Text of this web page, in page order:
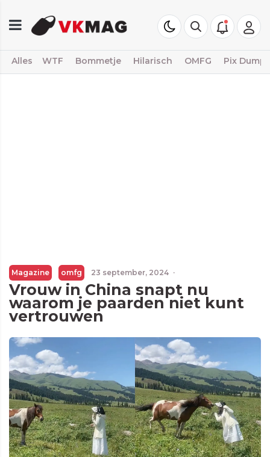
Alles WTF Bommetje Hilarisch OMFG Pix Dump
Magazine omfg 23 september, 2024 ·
Vrouw in China snapt nu
waarom je paarden niet kunt
vertrouwen